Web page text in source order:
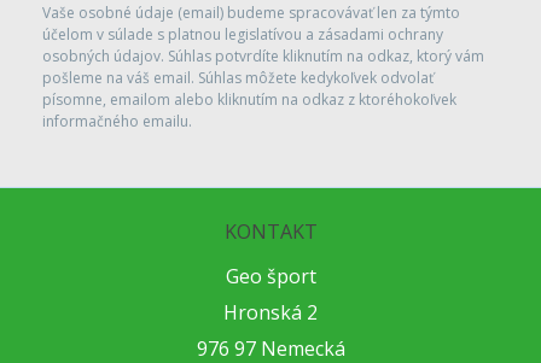
Vaše osobné údaje (email) budeme spracovávať len za týmto
účelom v súlade s platnou legislatívou a zásadami ochrany
osobných údajov. Súhlas potvrdíte kliknutím na odkaz, ktorý vám
pošleme na váš email. Súhlas môžete kedykoľvek odvolať
písomne, emailom alebo kliknutím na odkaz z ktoréhokoľvek
informačného emailu.
KONTAKT
Geo šport
Hronská 2
976 97 Nemecká